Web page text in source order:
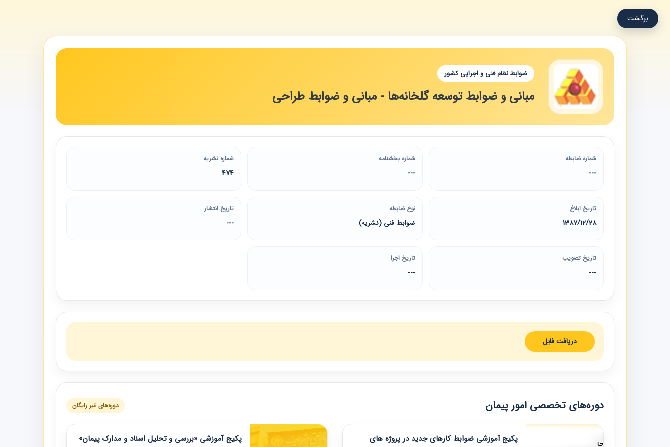
برگشت
ضوابط نظام فنی و اجرایی کشور
مبانی و ضوابط توسعه گلخانه‌ها - مبانی و ضوابط طراحی
شماره ضابطه
---
شماره بخشنامه
---
شماره نشریه
474
تاریخ ابلاغ
1387/12/28
نوع ضابطه
ضوابط فنی (نشریه)
تاریخ انتشار
---
تاریخ تصویب
---
تاریخ اجرا
---
دریافت فایل
دوره‌های تخصصی امور پیمان دوره‌های غیر رایگان
پکیج آموزشی ضوابط کارهای جدید در پروژه های
پکیج آموزشی «بررسی و تحلیل اسناد و مدارک پیمان»